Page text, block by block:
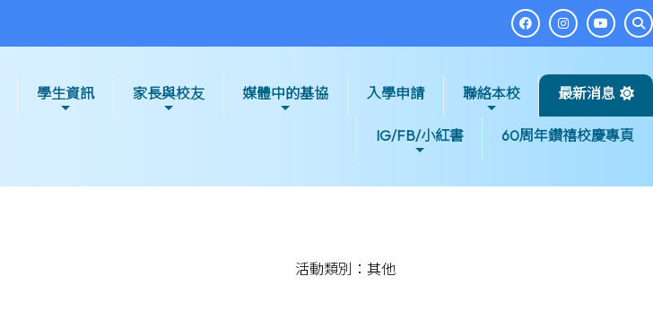
學生資訊 家長與校友 媒體中的基協 入學申請 聯絡本校 最新消息
IG/FB/小紅書 60周年鑽禧校慶專頁
活動類別：其他